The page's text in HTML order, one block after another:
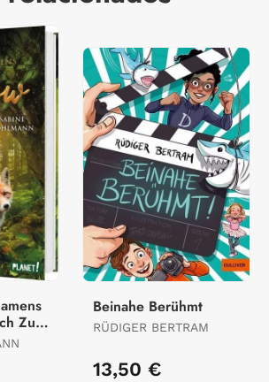
Zum
Beinahe Berühmt
RÜDIGER BERTRAM
13,50 €